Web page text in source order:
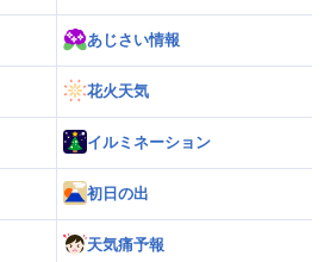
あじさい情報
花火天気
イルミネーション
初日の出
天気痛予報